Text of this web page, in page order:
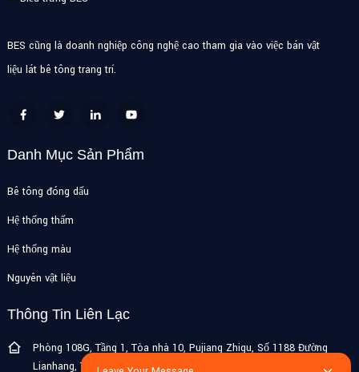
BES cũng là doanh nghiệp công nghệ cao tham gia vào việc bán vật
liệu lát bê tông trang trí.
Danh Mục Sản Phẩm
Bê tông đóng dấu
Hệ thống thấm
Hệ thống màu
Nguyên vật liệu
Thông Tin Liên Lạc
Phòng 108G, Tầng 1, Tòa nhà 10, Pujiang Zhigu, Số 1188 Đường
Lianhang, Thị trấn Pujiang, Quận Minhang, Thượng Hải, Trung